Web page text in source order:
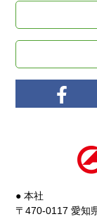
● 本社
〒470-0117 愛知